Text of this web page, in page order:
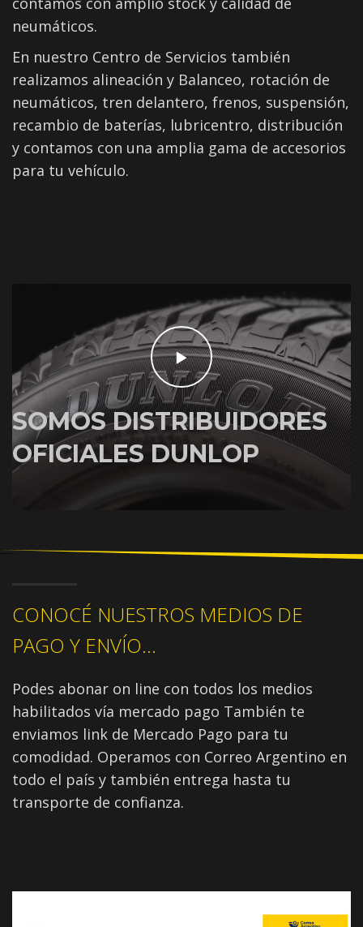
neumáticos.
En nuestro Centro de Servicios también
realizamos alineación y Balanceo, rotación de
neumáticos, tren delantero, frenos, suspensión,
recambio de baterías, lubricentro, distribución
y contamos con una amplia gama de accesorios
para tu vehículo.
SOMOS DISTRIBUIDORES
OFICIALES DUNLOP
CONOCÉ NUESTROS MEDIOS DE
PAGO Y ENVÍO...
Podes abonar on line con todos los medios
habilitados vía mercado pago También te
enviamos link de Mercado Pago para tu
comodidad. Operamos con Correo Argentino en
todo el país y también entrega hasta tu
transporte de confianza.